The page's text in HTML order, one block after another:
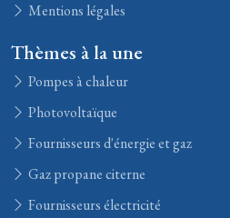
Mentions légales
Thèmes à la une
Pompes à chaleur
Photovoltaïque
Fournisseurs d'énergie et gaz
Gaz propane citerne
Fournisseurs électricité